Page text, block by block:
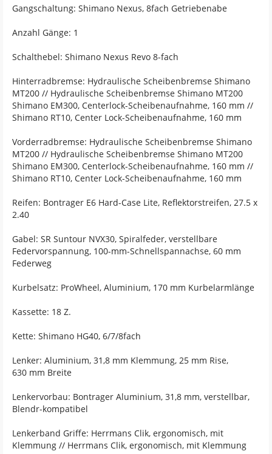
Gangschaltung: Shimano Nexus, 8fach Getriebenabe
Anzahl Gänge: 1
Schalthebel: Shimano Nexus Revo 8-fach
Hinterradbremse: Hydraulische Scheibenbremse Shimano
MT200 // Hydraulische Scheibenbremse Shimano MT200
Shimano EM300, Centerlock-Scheibenaufnahme, 160 mm //
Shimano RT10, Center Lock-Scheibenaufnahme, 160 mm
Vorderradbremse: Hydraulische Scheibenbremse Shimano
MT200 // Hydraulische Scheibenbremse Shimano MT200
Shimano EM300, Centerlock-Scheibenaufnahme, 160 mm //
Shimano RT10, Center Lock-Scheibenaufnahme, 160 mm
Reifen: Bontrager E6 Hard-Case Lite, Reflektorstreifen, 27.5 x
2.40
Gabel: SR Suntour NVX30, Spiralfeder, verstellbare
Federvorspannung, 100-mm-Schnellspannachse, 60 mm
Federweg
Kurbelsatz: ProWheel, Aluminium, 170 mm Kurbelarmlänge
Kassette: 18 Z.
Kette: Shimano HG40, 6/7/8fach
Lenker: Aluminium, 31,8 mm Klemmung, 25 mm Rise,
630 mm Breite
Lenkervorbau: Bontrager Aluminium, 31,8 mm, verstellbar,
Blendr-kompatibel
Lenkerband Griffe: Herrmans Clik, ergonomisch, mit
Klemmung // Herrmans Clik, ergonomisch, mit Klemmung